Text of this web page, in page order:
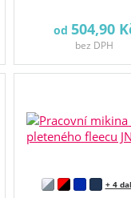
od 504,90
bez DPH
+ 4